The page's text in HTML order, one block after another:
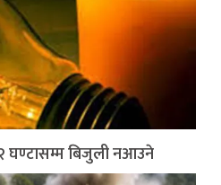
घण्टासम्म बिजुली नआउने